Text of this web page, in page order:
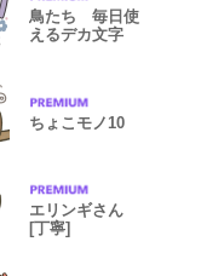
鳥たち 毎日使
えるデカ文字
ちょこモノ10
エリンギさん
[丁寧]